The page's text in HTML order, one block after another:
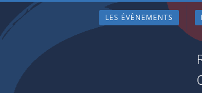
LES ÉVÈNEMENTS